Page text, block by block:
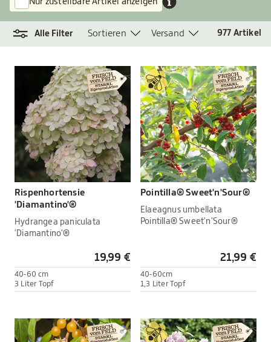
Alle Filter Sortieren Versand 977 Artikel
Rispenhortensie
'Diamantino'®
Hydrangea paniculata
'Diamantino'®
19,99 €
40-60 cm
3 Liter Topf
Pointilla® Sweet'n'Sour®
Elaeagnus umbellata
Pointilla® Sweet'n'Sour®
21,99 €
40-60cm
1,3 Liter Topf